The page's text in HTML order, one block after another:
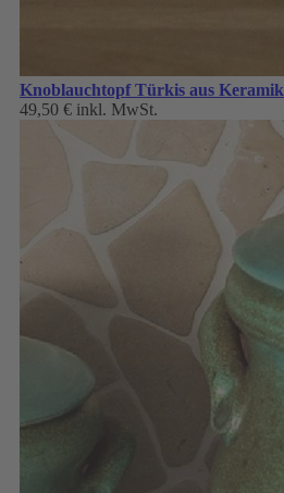
Knoblauchtopf Türkis aus Keramik
49,50 € inkl. MwSt.